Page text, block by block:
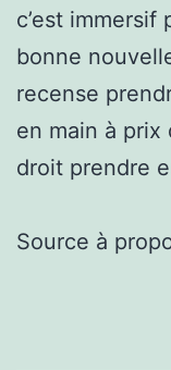
c’est
bonne
recense
en main à
droit prendre
Source à